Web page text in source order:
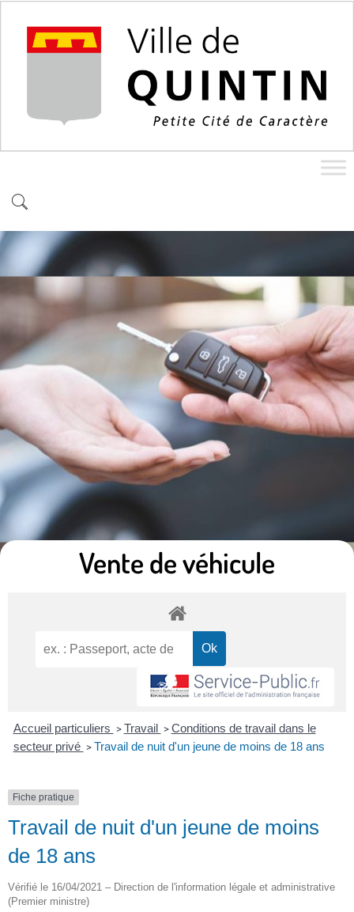
Vente de véhicule
Accueil particuliers > Travail > Conditions de travail dans le
secteur privé > Travail de nuit d'un jeune de moins de 18 ans
Fiche pratique
Travail de nuit d'un jeune de moins
de 18 ans
Vérifié le 16/04/2021 – Direction de l'information légale et administrative
(Premier ministre)